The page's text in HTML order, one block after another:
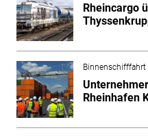
Rheincargo
Binnenschifffahrt
Rheinhafen